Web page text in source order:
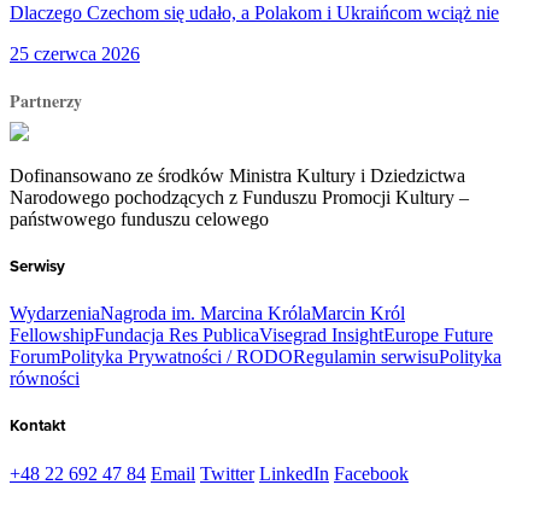
Dlaczego Czechom się udało, a Polakom i Ukraińcom wciąż nie
25 czerwca 2026
Partnerzy
Dofinansowano ze środków Ministra Kultury i Dziedzictwa
Narodowego pochodzących z Funduszu Promocji Kultury –
państwowego funduszu celowego
Serwisy
WydarzeniaNagroda im. Marcina KrólaMarcin Król
FellowshipFundacja Res PublicaVisegrad InsightEurope Future
ForumPolityka Prywatności / RODORegulamin serwisuPolityka
równości
Kontakt
+48 22 692 47 84 Email Twitter LinkedIn Facebook